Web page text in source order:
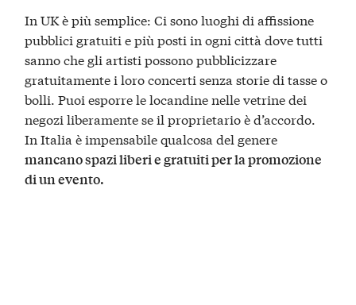
In UK è più semplice: Ci sono luoghi di affissione
pubblici gratuiti e più posti in ogni città dove tutti
sanno che gli artisti possono pubblicizzare
gratuitamente i loro concerti senza storie di tasse o
bolli. Puoi esporre le locandine nelle vetrine dei
negozi liberamente se il proprietario è d’accordo.
In Italia è impensabile qualcosa del genere
mancano spazi liberi e gratuiti per la promozione
di un evento.